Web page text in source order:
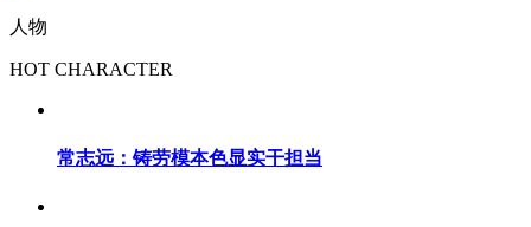
人物
HOT CHARACTER
常志远：铸劳模本色显实干担当